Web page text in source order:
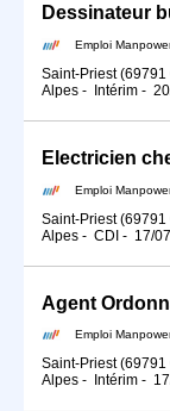
Dessinateur
Emploi
Saint-Priest
Alpes - Intérim -
Electricien
Emploi
Saint-Priest
Alpes - CDI - 17/
Agent
Emploi
Saint-Priest
Alpes - Intérim -